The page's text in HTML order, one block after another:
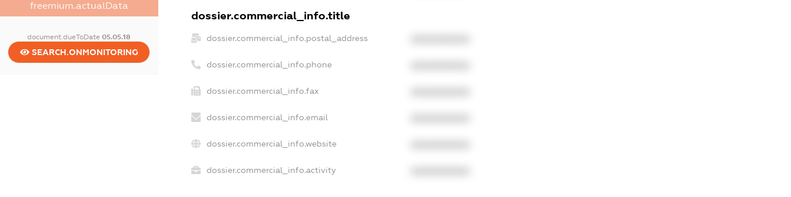
freemium.actualData
document.dueToDate05.05.18
SEARCH.ONMONITORING
dossier.commercial_info.title
dossier.commercial_info.postal_address
dossier.commercial_info.phone
dossier.commercial_info.fax
dossier.commercial_info.email
dossier.commercial_info.website
dossier.commercial_info.activity